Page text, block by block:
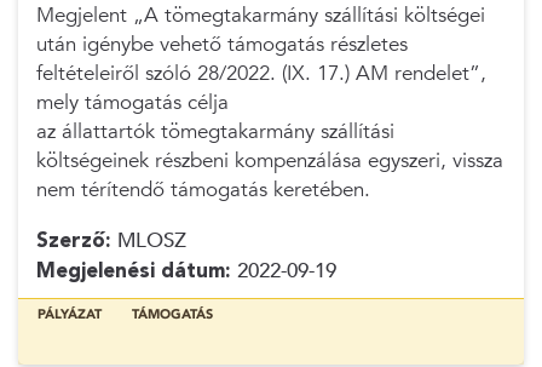
Megjelent „A tömegtakarmány szállítási költségei
után igénybe vehető támogatás részletes
feltételeiről szóló 28/2022. (IX. 17.) AM rendelet”,
mely támogatás célja
az állattartók tömegtakarmány szállítási
költségeinek részbeni kompenzálása egyszeri, vissza
nem térítendő támogatás keretében.
Szerző: MLOSZ
Megjelenési dátum: 2022-09-19
PÁLYÁZAT TÁMOGATÁS